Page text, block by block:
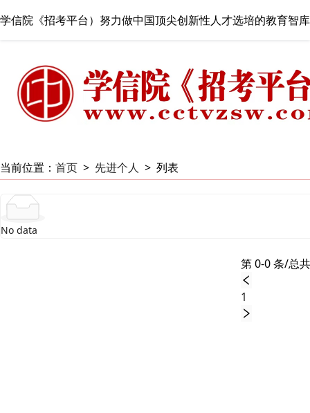
学信院《招考平台）努力做中国顶尖创新性人才选培的教育智库
当前位置： 首页 > 先进个人 > 列表
No data
第 0-0 条/总
1